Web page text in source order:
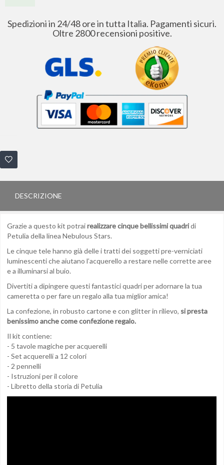
Spedizioni in 24/48 ore in tutta Italia. Pagamenti sicuri.
Oltre 2800 recensioni positive.
DESCRIZIONE
Grazie a questo kit potrairealizzare cinque bellissimi quadridi
Petulia della linea Nebulous Stars.
Le cinque tele hanno già delle i tratti dei soggetti pre-verniciati
luminescenti che aiutano l’acquerello a restare nelle corrette aree
e a illuminarsi al buio.
Divertiti a dipingere questi fantastici quadri per adornare la tua
cameretta o per fare un regalo alla tua miglior amica!
La confezione, in robusto cartone e con glitter in rilievo, si presta
benissimo anche come confezione regalo.
Il kit contiene:
- 5 tavole magiche per acquerelli
- Set acquerelli a 12 colori
- 2 pennelli
- Istruzioni per il colore
- Libretto della storia di Petulia